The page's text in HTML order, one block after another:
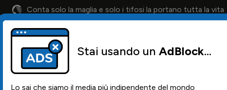
Conta solo la maglia e solo i tifosi la portano tutta la vita
Calendario Il 12° Uomo
Stai usando un AdBlock...
Lo sai che siamo il media più indipendente del mondo